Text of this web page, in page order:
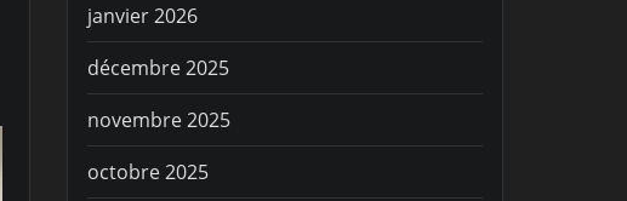
janvier 2026
décembre 2025
novembre 2025
octobre 2025